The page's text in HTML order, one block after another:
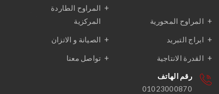
المراوح المحورية
المراوح الطاردة
المركزية
ابراج التبريد الصيانة و الاتزان
القدرة الانتاجية تواصل معنا
رقم الهاتف
01023000870